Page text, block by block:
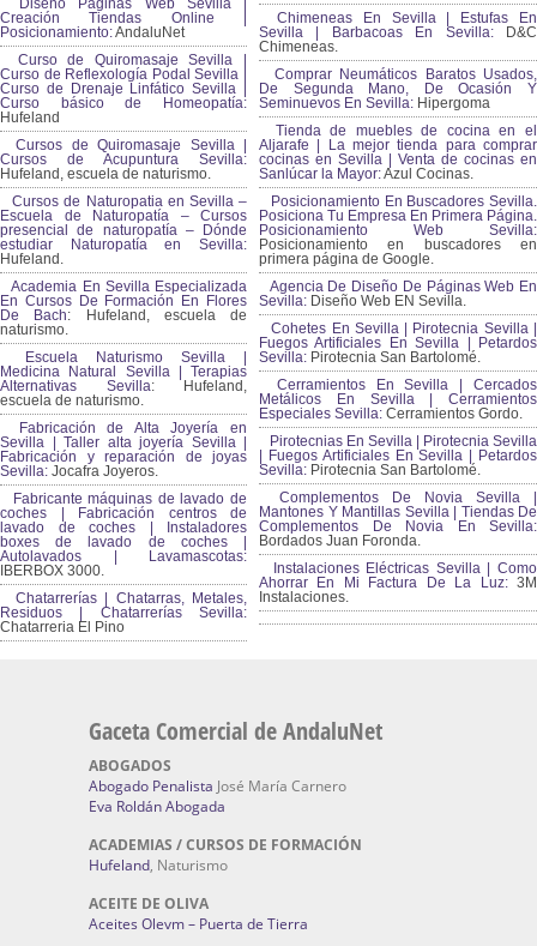
Creación Tiendas Online |
Posicionamiento: AndaluNet
Curso de Quiromasaje Sevilla |
Curso de Reflexología Podal Sevilla |
Curso de Drenaje Linfático Sevilla |
Curso básico de Homeopatía:
Hufeland
Cursos de Quiromasaje Sevilla |
Cursos de Acupuntura Sevilla:
Hufeland, escuela de naturismo.
Cursos de Naturopatia en Sevilla
– Escuela de Naturopatía – Cursos
presencial de naturopatía – Dónde
estudiar Naturopatía en Sevilla:
Hufeland.
Academia En Sevilla
Especializada En Cursos De
Formación En Flores De Bach:
Hufeland, escuela de naturismo.
Escuela Naturismo Sevilla |
Medicina Natural Sevilla | Terapias
Alternativas Sevilla: Hufeland,
escuela de naturismo.
Fabricación de Alta Joyería en
Sevilla | Taller alta joyería Sevilla |
Fabricación y reparación de joyas
Sevilla: Jocafra Joyeros.
Fabricante máquinas de lavado
de coches | Fabricación centros de
lavado de coches | Instaladores
boxes de lavado de coches |
Autolavados | Lavamascotas:
IBERBOX 3000.
Chimeneas En Sevilla | Estufas En
Sevilla | Barbacoas En Sevilla:D&C
Chimeneas.
Comprar Neumáticos Baratos Usados,
De Segunda Mano, De Ocasión Y
Seminuevos En Sevilla: Hipergoma
Tienda de muebles de cocina en el
Aljarafe | La mejor tienda para comprar
cocinas en Sevilla | Venta de cocinas en
Sanlúcar la Mayor:Azul Cocinas.
Posicionamiento En Buscadores
Sevilla. Posiciona Tu Empresa En Primera
Página. Posicionamiento Web Sevilla:
Posicionamiento en buscadores en
primera página de Google.
Agencia De Diseño De Páginas Web
En Sevilla: Diseño Web EN Sevilla.
Cohetes En Sevilla | Pirotecnia Sevilla
| Fuegos Artificiales En Sevilla | Petardos
Sevilla:Pirotecnia San Bartolomé.
Cerramientos En Sevilla | Cercados
Metálicos En Sevilla | Cerramientos
Especiales Sevilla:Cerramientos Gordo.
Pirotecnias En Sevilla | Pirotecnia
Sevilla | Fuegos Artificiales En Sevilla |
Petardos Sevilla:Pirotecnia San
Bartolomé.
Complementos De Novia Sevilla |
Mantones Y Mantillas Sevilla | Tiendas De
Complementos De Novia En Sevilla:
Bordados Juan Foronda.
Gaceta Comercial de AndaluNet
Abogado PenalistaJosé María Carnero
Eva Roldán Abogada
ACADEMIAS / CURSOS DE FORMACIÓN
Hufeland, Naturismo